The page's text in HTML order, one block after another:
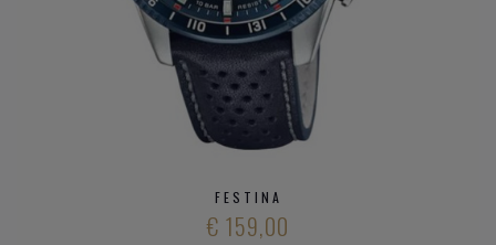
FESTINA
€ 159,00